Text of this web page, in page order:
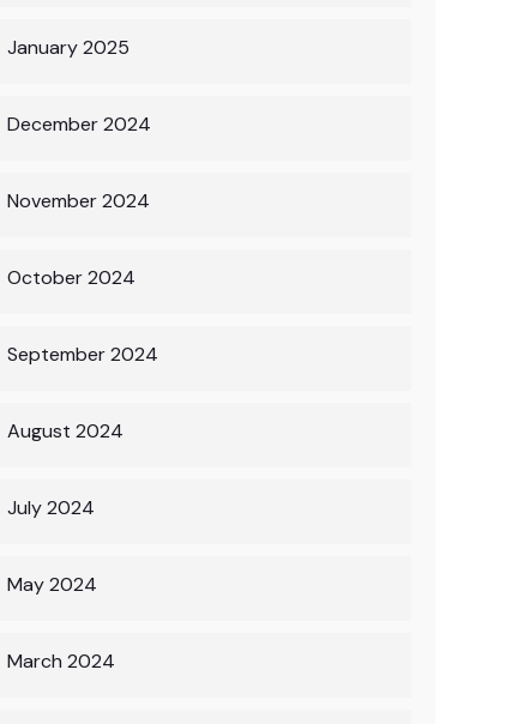
January 2025
December 2024
November 2024
October 2024
September 2024
August 2024
July 2024
May 2024
March 2024